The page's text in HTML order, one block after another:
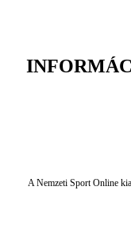
A Nemzeti Sport Online